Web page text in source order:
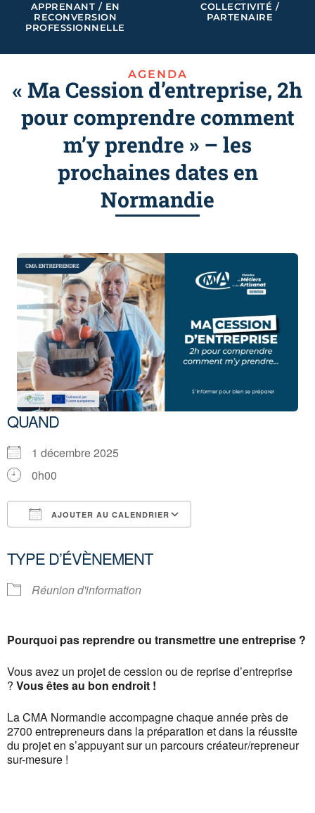
APPRENANT / EN
RECONVERSION
PROFESSIONNELLE
COLLECTIVITÉ /
PARTENAIRE
AGENDA
« Ma Cession d’entreprise, 2h
pour comprendre comment
m’y prendre » – les
prochaines dates en
Normandie
QUAND
1 décembre 2025
0h00
AJOUTER AU CALENDRIER
TYPE D’ÉVÈNEMENT
Réunion d'information
Pourquoi pas reprendre ou transmettre une entreprise ?
Vous avez un projet de cession ou de reprise d’entreprise
? Vous êtes au bon endroit !
La CMA Normandie accompagne chaque année près de
2700 entrepreneurs dans la préparation et dans la réussite
du projet en s’appuyant sur un parcours créateur/repreneur
sur-mesure !